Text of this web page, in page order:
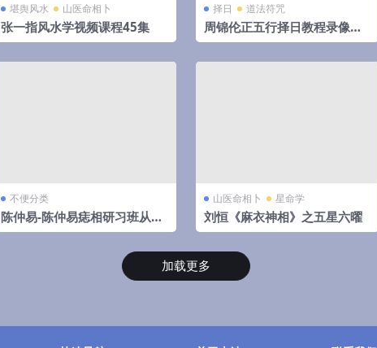
堪舆风水 山医命相卜
张一指风水学视频课程45集
择日 道法符咒
周锦伦正五行择日教程录像视
频62集65个视频（全网最全）
不便分类
陈仲易-陈仲易痣相研习班从痣
相看人生发展方向视频6集
山医命相卜 星命学
刘恒《麻衣神相》之五星六曜
加载更多